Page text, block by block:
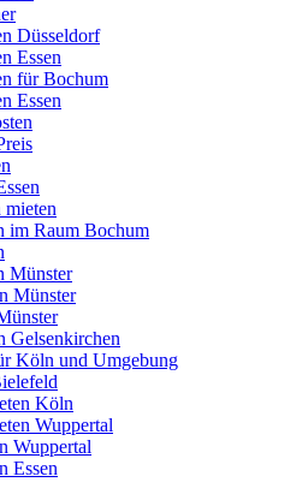
Düsseldorf
Essen
für Bochum
Essen
im Raum Bochum
Münster
Münster
Gelsenkirchen
Köln und Umgebung
Köln
Wuppertal
Wuppertal
Essen